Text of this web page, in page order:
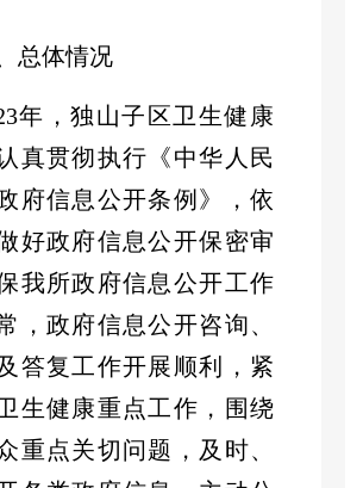
总体情况
年，独山子区卫生健康
真贯彻执行《中华人民
府信息公开条例》，依
好政府信息公开保密审
我所政府信息公开工作
，政府信息公开咨询、
答复工作开展顺利，紧
生健康重点工作，围绕
重点关切问题，及时、